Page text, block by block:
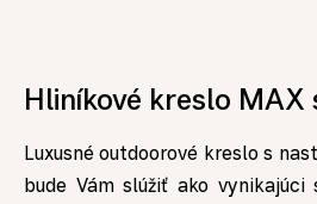
Hliníkové kreslo
Luxusné outdoorové kreslo s
bude Vám slúžiť ako